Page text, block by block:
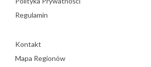
Regulamin
Kontakt
Mapa Regionów